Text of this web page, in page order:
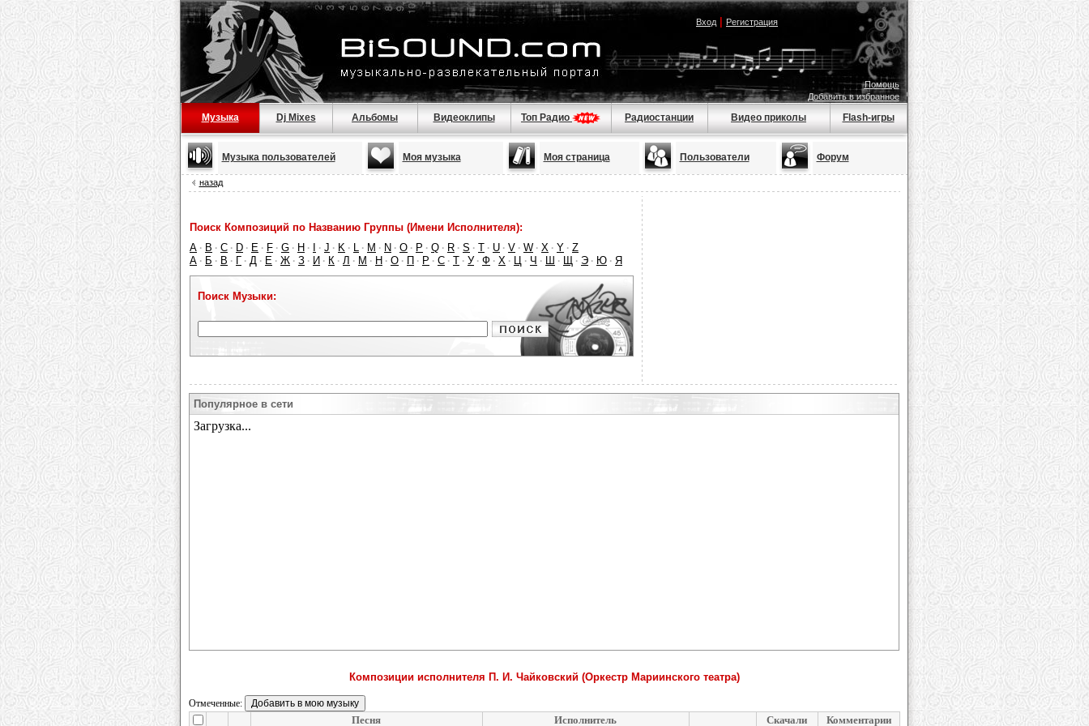
Вход| Регистрация
Помощь
Добавить в избранное
Музыка Dj Mixes Альбомы Видеоклипы Топ Радио Радиостанции Видео приколы Flash-игры
Музыка пользователей Моя музыка Моя страница Пользователи Форум
назад
Поиск Композиций по Названию Группы (Имени Исполнителя):
A · B · C · D · E · F · G · H · · J · K · L · M · N · O · P · Q · R · S · T · U · V · W · X · Y · Z
А · Б · В · Г · Д · Е · Ж · З · И · К · Л · М · Н · О · П · Р · С · Т · У · Ф · Х · Ц · Ч · Ш · Щ · Э · Ю · Я
Поиск Музыки:
Популярное в сети
Композиции исполнителя П. И. Чайковский (Оркестр Мариинского театра)
Отмеченные:
Песня Исполнитель Скачали Комментарии